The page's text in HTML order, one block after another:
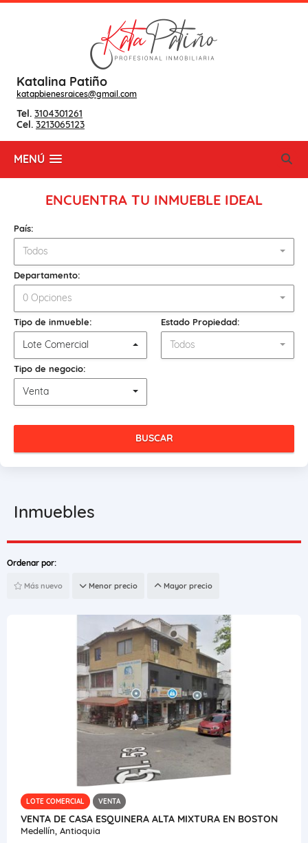
Katalina Patiño
katapbienesraices@gmail.com
Tel. 3104301261
Cel. 3213065123
MENÚ
ENCUENTRA TU INMUEBLE IDEAL
País:
Todos
Departamento:
0 Opciones
Tipo de inmueble:
Lote Comercial
Estado Propiedad:
Todos
Tipo de negocio:
Venta
BUSCAR
Inmuebles
Ordenar por:
Más nuevo Menor precio Mayor precio
LOTE COMERCIAL VENTA
VENTA DE CASA ESQUINERA ALTA MIXTURA EN BOSTON
Medellín, Antioquia